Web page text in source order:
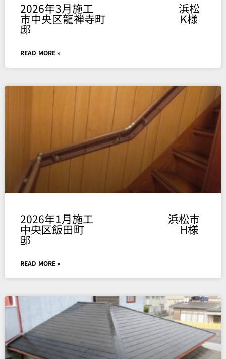
2026年3月施工 浜松
市中央区龍禅寺町 K様
邸
READ MORE »
2026年1月施工 浜松市
中央区飯田町 H様
邸
READ MORE »